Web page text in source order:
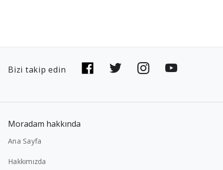
Bizi takip edin
Moradam hakkında
Ana Sayfa
Hakkımızda